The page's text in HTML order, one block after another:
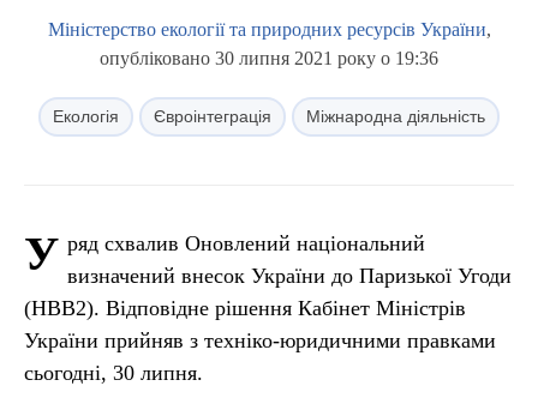
Міністерство екології та природних ресурсів України,
опубліковано 30 липня 2021 року о 19:36
Екологія Євроінтеграція Міжнародна діяльність
У ряд схвалив Оновлений національний
визначений внесок України до Паризької Угоди
(НВВ2). Відповідне рішення Кабінет Міністрів
України прийняв з техніко-юридичними правками
сьогодні, 30 липня.